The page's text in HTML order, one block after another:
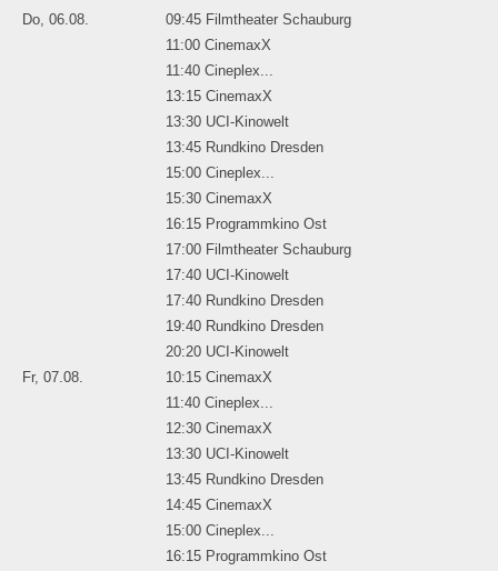
Do, 06.08.
09:45 Filmtheater Schauburg
11:00 CinemaxX
11:40 Cineplex...
13:15 CinemaxX
13:30 UCI-Kinowelt
13:45 Rundkino Dresden
15:00 Cineplex...
15:30 CinemaxX
16:15 Programmkino Ost
17:00 Filmtheater Schauburg
17:40 UCI-Kinowelt
17:40 Rundkino Dresden
19:40 Rundkino Dresden
20:20 UCI-Kinowelt
Fr, 07.08.
10:15 CinemaxX
11:40 Cineplex...
12:30 CinemaxX
13:30 UCI-Kinowelt
13:45 Rundkino Dresden
14:45 CinemaxX
15:00 Cineplex...
16:15 Programmkino Ost